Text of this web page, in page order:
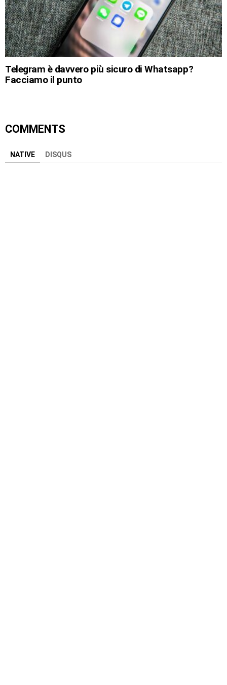
Telegram è davvero più sicuro di Whatsapp?
Facciamo il punto
COMMENTS
NATIVE DISQUS